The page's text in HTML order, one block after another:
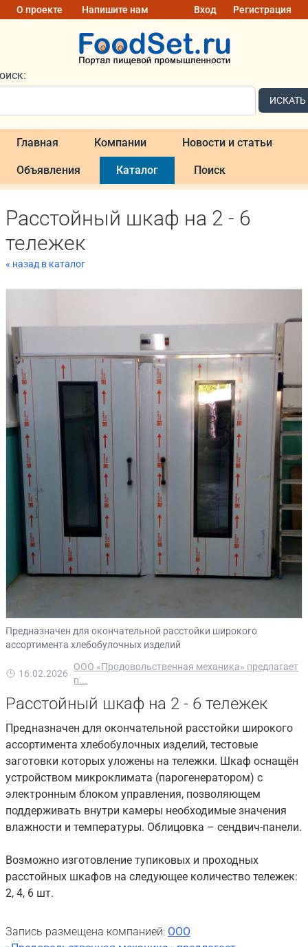
О проекте Напишите нам Вход Регистрация
ИСКАТЬ
Главная Компании Новости и статьи
Объявления Каталог Поиск
Расстойный шкаф на 2 - 6
тележек
« назад в каталог
Предназначен для окончательной расстойки широкого
ассортимента хлебобулочных изделий
16.02.2026
ООО «Продовольственная механика» предлагает
п...
Расстойный шкаф на 2 - 6 тележек
Предназначен для окончательной расстойки широкого
ассортимента хлебобулочных изделий, тестовые
заготовки которых уложены на тележки. Шкаф оснащён
устройством микроклимата (парогенератором) с
электронным блоком управления, позволяющем
поддерживать внутри камеры необходимые значения
влажности и температуры. Облицовка – сендвич-панели.
Возможно изготовление тупиковых и проходных
расстойных шкафов на следующее количество тележек:
2, 4, 6 шт.
Запись размещена компанией: ООО